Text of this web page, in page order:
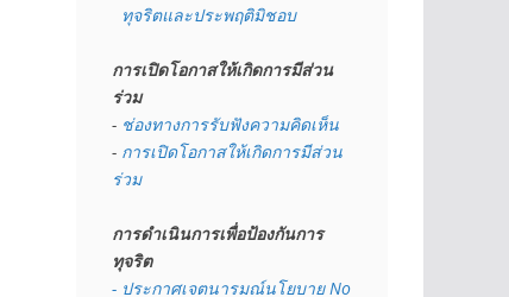
  ทุจริตและประพฤติมิชอบ
การเปิดโอกาสให้เกิดการมีส่วน
ร่วม
- ช่องทางการรับฟังความคิดเห็น
- การเปิดโอกาสให้เกิดการมีส่วน
ร่วม
การดำเนินการเพื่อป้องกันการ
ทุจริต
- ประกาศเจตนารมณ์นโยบาย No